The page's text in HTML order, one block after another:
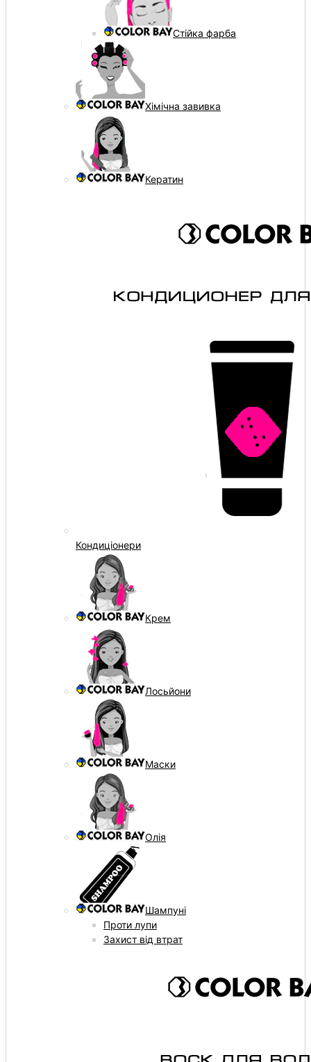
Стійка фарба
Хімічна завивка
Кератин
Кондиціонери
Крем
Лосьйони
Маски
Олія
Шампуні
Проти лупи
Захист від втрат